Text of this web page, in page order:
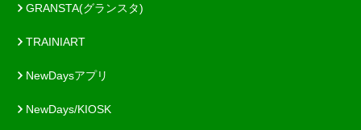
GRANSTA(グランスタ)
TRAINIART
NewDaysアプリ
NewDays/KIOSK